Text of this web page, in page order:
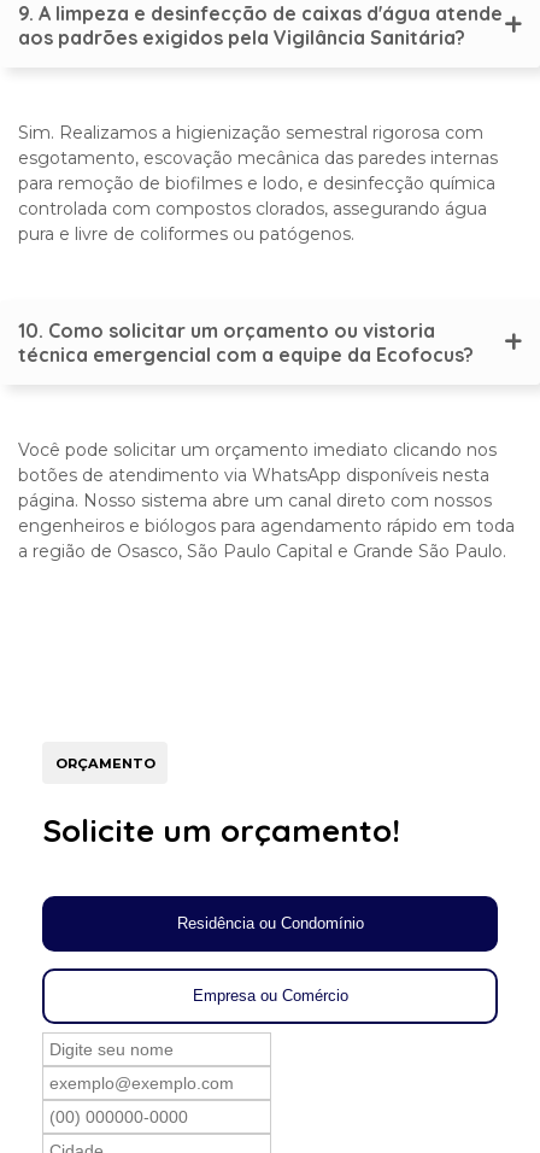
9. A limpeza e desinfecção de caixas d'água atende
aos padrões exigidos pela Vigilância Sanitária?
Sim. Realizamos a higienização semestral rigorosa com
esgotamento, escovação mecânica das paredes internas
para remoção de biofilmes e lodo, e desinfecção química
controlada com compostos clorados, assegurando água
pura e livre de coliformes ou patógenos.
10. Como solicitar um orçamento ou vistoria
técnica emergencial com a equipe da Ecofocus?
Você pode solicitar um orçamento imediato clicando nos
botões de atendimento via WhatsApp disponíveis nesta
página. Nosso sistema abre um canal direto com nossos
engenheiros e biólogos para agendamento rápido em toda
a região de Osasco, São Paulo Capital e Grande São Paulo.
ORÇAMENTO
Solicite um orçamento!
Residência ou Condomínio
Empresa ou Comércio